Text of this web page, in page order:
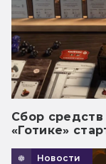
Сбор
«Готике»
Новости